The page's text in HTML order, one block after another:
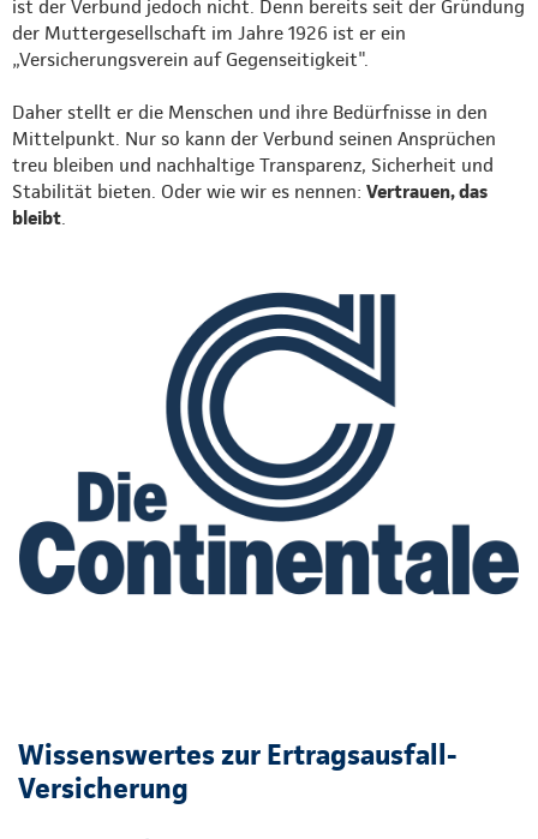
ist der Verbund jedoch nicht. Denn bereits seit der Gründung
der Muttergesellschaft im Jahre 1926 ist er ein
„Versicherungsverein auf Gegenseitigkeit".
Daher stellt er die Menschen und ihre Bedürfnisse in den
Mittelpunkt. Nur so kann der Verbund seinen Ansprüchen
treu bleiben und nachhaltige Transparenz, Sicherheit und
Stabilität bieten. Oder wie wir es nennen: Vertrauen, das
bleibt.
Wissenswertes zur Ertragsausfall-
Versicherung